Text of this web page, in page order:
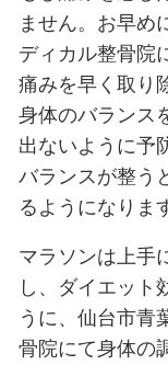
まず、日
気合を入
力が身体
痛みだし
に痛みが
に無理を
ります。
もし痛み